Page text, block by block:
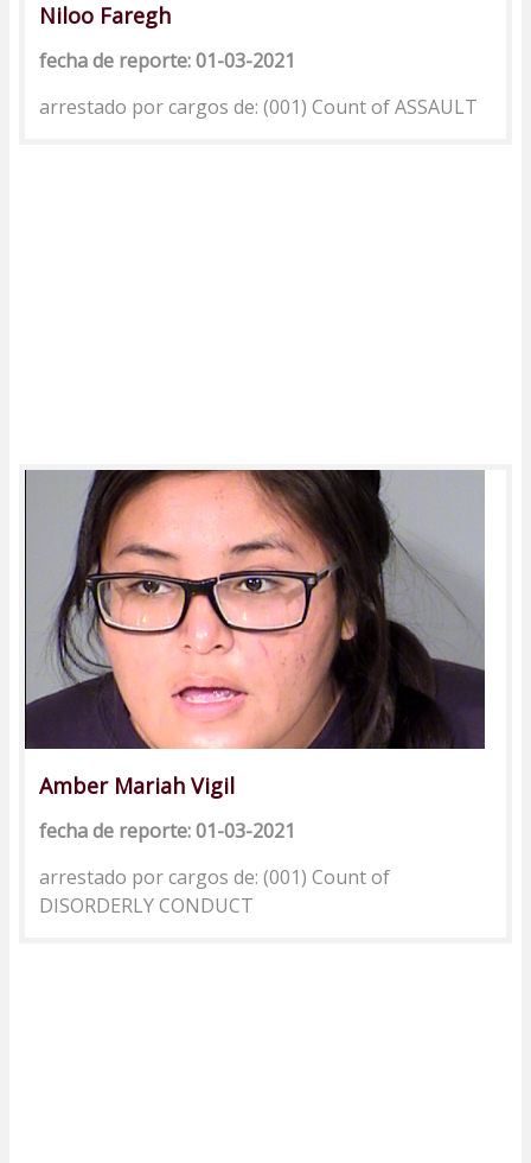
Niloo Faregh
fecha de reporte: 01-03-2021
arrestado por cargos de: (001) Count of ASSAULT
Amber Mariah Vigil
fecha de reporte: 01-03-2021
arrestado por cargos de: (001) Count of
DISORDERLY CONDUCT